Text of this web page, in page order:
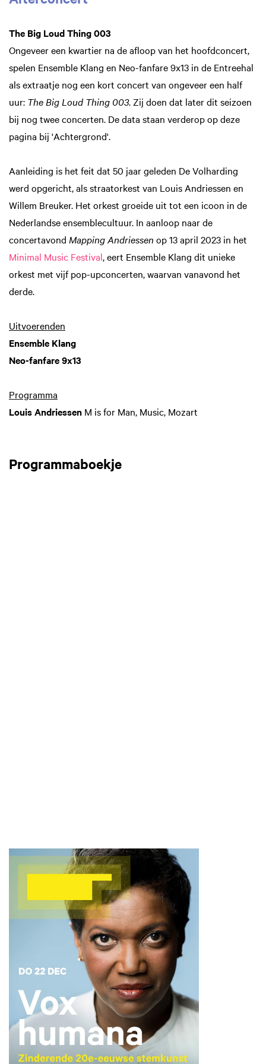
The Big Loud Thing 003
Ongeveer een kwartier na de afloop van het hoofdconcert,
spelen Ensemble Klang en Neo-fanfare 9x13 in de Entreehal
als extraatje nog een kort concert van ongeveer een half
uur: The Big Loud Thing 003. Zij doen dat later dit seizoen
bij nog twee concerten. De data staan verderop op deze
pagina bij 'Achtergrond'.
Aanleiding is het feit dat 50 jaar geleden De Volharding
werd opgericht, als straatorkest van Louis Andriessen en
Willem Breuker. Het orkest groeide uit tot een icoon in de
Nederlandse ensemblecultuur. In aanloop naar de
concertavond Mapping Andriessen op 13 april 2023 in het
Minimal Music Festival, eert Ensemble Klang dit unieke
orkest met vijf pop-upconcerten, waarvan vanavond het
derde.
Uitvoerenden
Ensemble Klang
Neo-fanfare 9x13
Programma
Louis Andriessen M is for Man, Music, Mozart
Programmaboekje